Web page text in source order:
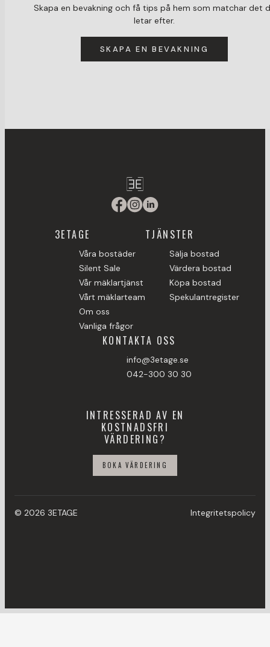
Skapa en bevakning och få tips på hem som matchar det
letar efter.
SKAPA EN BEVAKNING
3ETAGE
Våra bostäder
Silent Sale
Vår mäklartjänst
Vårt mäklarteam
Om oss
Vanliga frågor
TJÄNSTER
Sälja bostad
Värdera bostad
Köpa bostad
Spekulantregister
KONTAKTA OSS
info@3etage.se
042-300 30 30
INTRESSERAD AV EN
KOSTNADSFRI
VÄRDERING?
BOKA VÄRDERING
© 2026 3ETAGE Integritetspolicy